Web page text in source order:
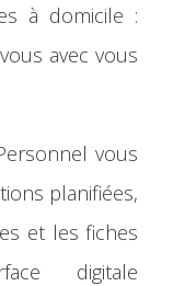
à domicile :
avec vous
vous
planifiées,
et les fiches
digitale